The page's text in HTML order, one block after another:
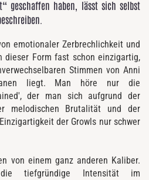
geschaffen haben, lässt sich selbst
emotionaler Zerbrechlichkeit und
Form fast schon einzigartig,
Stimmen von Anni
liegt. Man höre nur die
der man sich aufgrund der
melodischen Brutalität und der
der Growls nur schwer
von einem ganz anderen Kaliber.
tiefgründige Intensität im